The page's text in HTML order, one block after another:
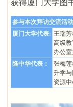
获得厦门大学图
参与本次拜访交流活
厦门大学代表: 王瑞
高级教
办公
隆中华代表：
张梅莲
升学与
资源